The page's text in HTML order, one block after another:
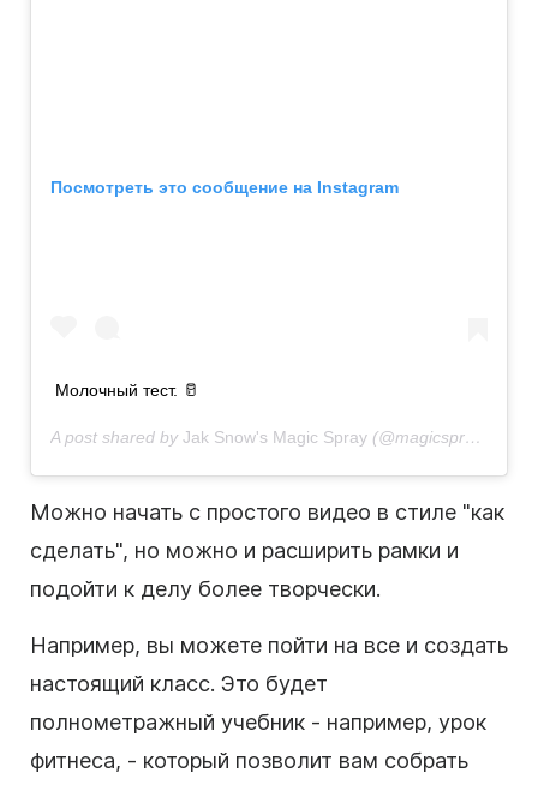
Посмотреть это сообщение на Instagram
Молочный тест. 🥛
A post shared by Jak Snow's Magic Spray (@magicspraybyjaksnow) on
Можно начать с простого видео в стиле "как
сделать", но можно и расширить рамки и
подойти к делу более творчески.
Например, вы можете пойти на все и создать
настоящий класс. Это будет
полнометражный учебник - например, урок
фитнеса, - который позволит вам собрать